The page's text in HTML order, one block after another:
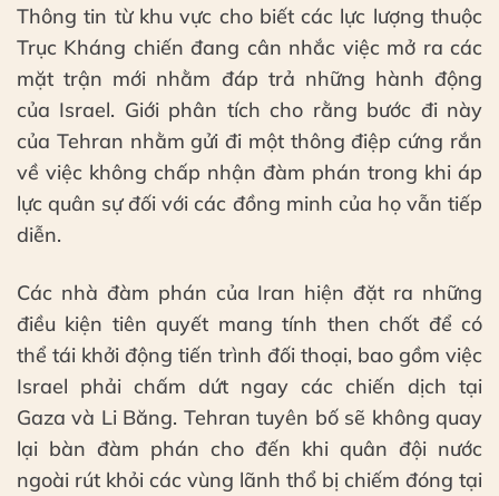
Thông tin từ khu vực cho biết các lực lượng thuộc
Trục Kháng chiến đang cân nhắc việc mở ra các
mặt trận mới nhằm đáp trả những hành động
của Israel. Giới phân tích cho rằng bước đi này
của Tehran nhằm gửi đi một thông điệp cứng rắn
về việc không chấp nhận đàm phán trong khi áp
lực quân sự đối với các đồng minh của họ vẫn tiếp
diễn.
Các nhà đàm phán của Iran hiện đặt ra những
điều kiện tiên quyết mang tính then chốt để có
thể tái khởi động tiến trình đối thoại, bao gồm việc
Israel phải chấm dứt ngay các chiến dịch tại
Gaza và Li Băng. Tehran tuyên bố sẽ không quay
lại bàn đàm phán cho đến khi quân đội nước
ngoài rút khỏi các vùng lãnh thổ bị chiếm đóng tại